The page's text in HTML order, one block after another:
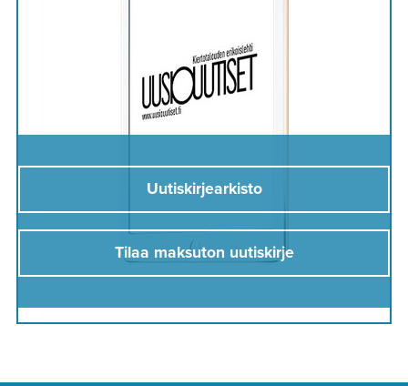
Uutiskirjearkisto
Tilaa maksuton uutiskirje